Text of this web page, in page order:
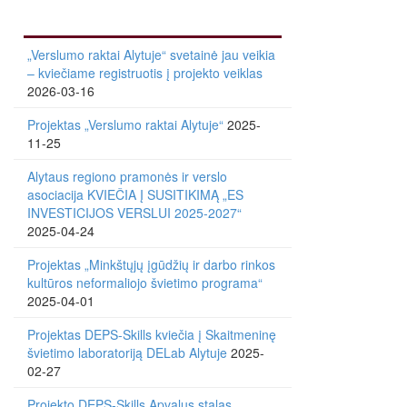
„Verslumo raktai Alytuje“ svetainė jau veikia
– kviečiame registruotis į projekto veiklas
2026-03-16
Projektas „Verslumo raktai Alytuje“ 2025-
11-25
Alytaus regiono pramonės ir verslo
asociacija KVIEČIA Į SUSITIKIMĄ „ES
INVESTICIJOS VERSLUI 2025-2027“
2025-04-24
Projektas „Minkštųjų įgūdžių ir darbo rinkos
kultūros neformaliojo švietimo programa“
2025-04-01
Projektas DEPS-Skills kviečia į Skaitmeninę
švietimo laboratoriją DELab Alytuje 2025-
02-27